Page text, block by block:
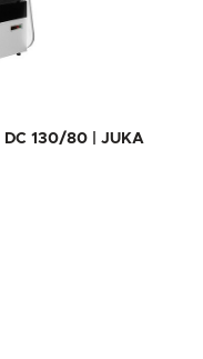
DC 130/80 | JUKA